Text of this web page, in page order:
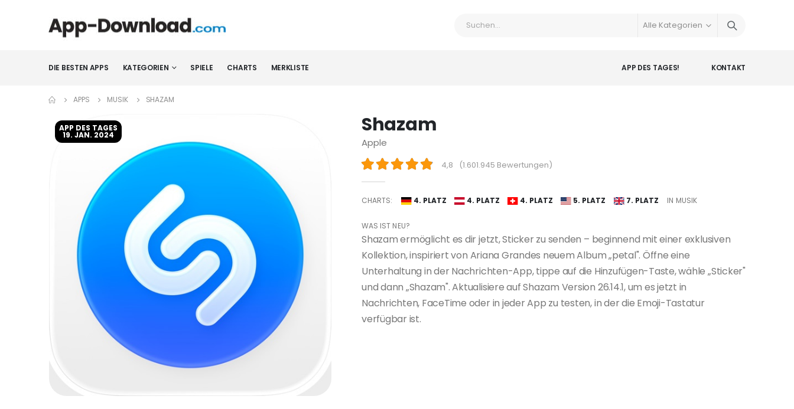
DIE BESTEN APPS KATEGORIEN SPIELE CHARTS MERKLISTE KONTAKT
APP DES TAGES!
APPS MUSIK SHAZAM
APP DES TAGES
19. JAN. 2024 Shazam
Apple
4,8 (1.601.945 Bewertungen)
CHARTS: 4. PLATZ 4. PLATZ 4. PLATZ 5. PLATZ 7. PLATZ IN MUSIK
WAS IST NEU?
Shazam ermöglicht es dir jetzt, Sticker zu senden – beginnend mit einer exklusiven
Kollektion, inspiriert von Ariana Grandes neuem Album „petal". Öffne eine
Unterhaltung in der Nachrichten-App, tippe auf die Hinzufügen-Taste, wähle „Sticker"
und dann „Shazam". Aktualisiere auf Shazam Version 26.14.1, um es jetzt in
Nachrichten, FaceTime oder in jeder App zu testen, in der die Emoji-Tastatur
verfügbar ist.